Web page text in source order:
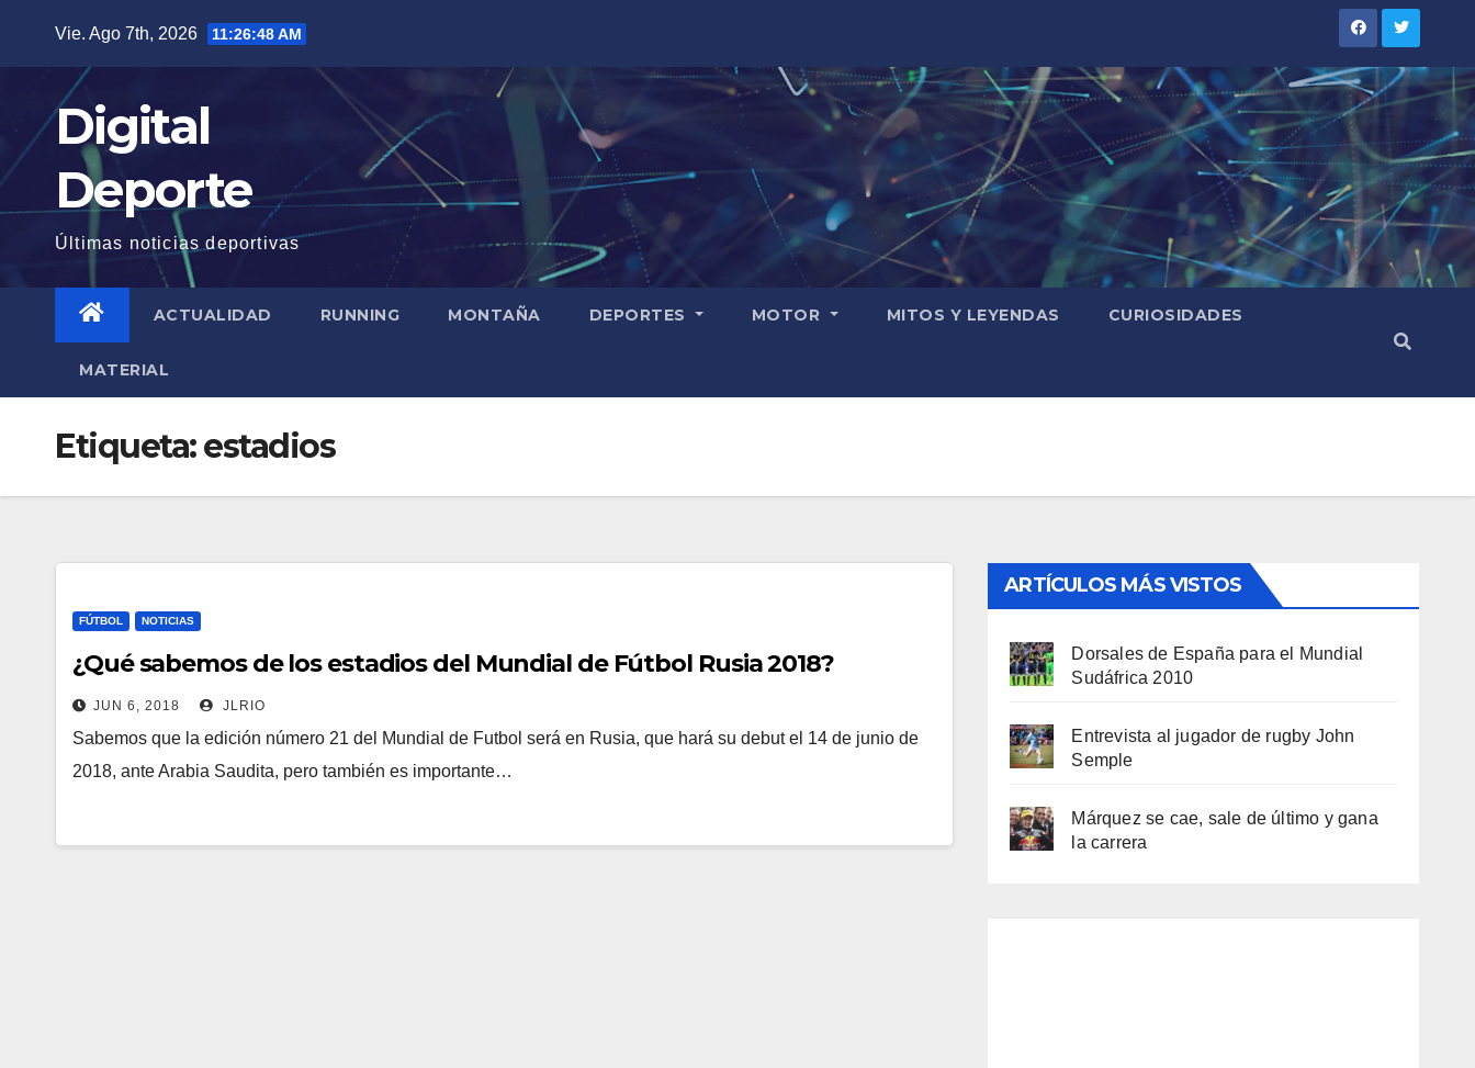
contenido
Vie. Ago 7th, 2026 11:26:49 AM
Digital
Deporte
Últimas noticias deportivas
ACTUALIDAD RUNNING MONTAÑA DEPORTES MOTOR MITOS Y LEYENDAS CURIOSIDADES
MATERIAL
Etiqueta:estadios
FÚTBOL NOTICIAS
¿Qué sabemos de los estadios del Mundial de Fútbol Rusia 2018?
JUN 6, 2018 JLRIO
Sabemos que la edición número 21 del Mundial de Futbol será en Rusia, que hará su debut el 14 de junio de
2018, ante Arabia Saudita, pero también es importante…
ARTÍCULOS MÁS VISTOS
Dorsales de España para el Mundial
Sudáfrica 2010
Entrevista al jugador de rugby John
Semple
Márquez se cae, sale de último y gana
la carrera